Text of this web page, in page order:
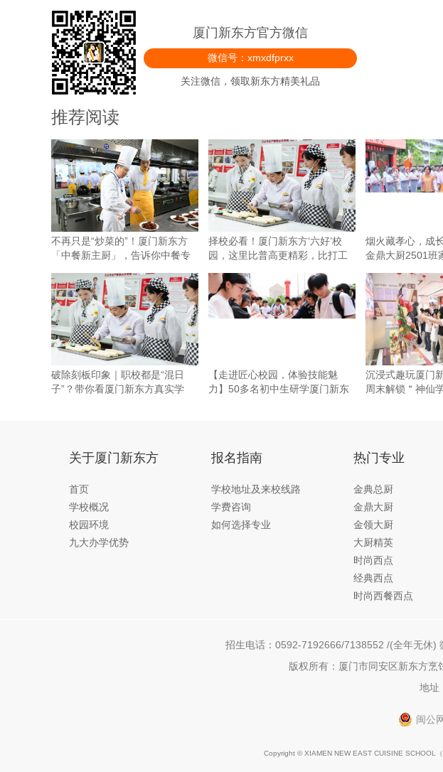
厦门新东方官方微信
微信号：xmxdfprxx
关注微信，领取新东方精美礼品
推荐阅读
不再只是“炒菜的”！厦门新东方
「中餐新主厨」，告诉你中餐专
择校必看！厦门新东方‘六好’校
园，这里比普高更精彩，比打工
烟火藏孝心，成
金鼎大厨2501班
破除刻板印象｜职校都是“混日
子”？带你看厦门新东方真实学
【走进匠心校园，体验技能魅
力】50多名初中生研学厦门新东
沉浸式趣玩厦门
周末解锁＂神仙
关于厦门新东方
首页
学校概况
校园环境
九大办学优势
报名指南
学校地址及来校线路
学费咨询
如何选择专业
热门专业
金典总厨
金鼎大厨
金领大厨
大厨精英
时尚西点
经典西点
时尚西餐西点
招生电话：0592-7192666/7138552 /(全年无休)
版权所有：厦门市同安区新东方烹
地址
闽公
Copyright © XIAMEN NEW EAST CUISINE SCHOOL（